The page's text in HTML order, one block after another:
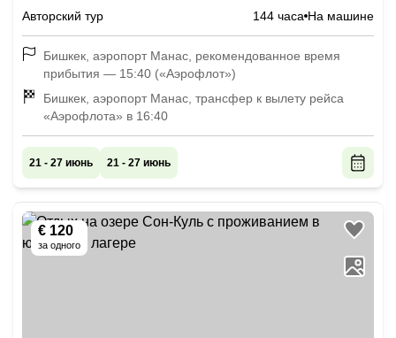
Авторский тур 144 часа На машине
Бишкек, аэропорт Манас, рекомендованное время
прибытия — 15:40 («Аэрофлот»)
Бишкек, аэропорт Манас, трансфер к вылету рейса
«Аэрофлота» в 16:40
21 - 27 июнь 21 - 27 июнь
€ 120
за одного